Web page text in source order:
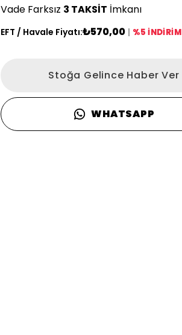
Vade Farksız 3 TAKSİT İmkanı
EFT / Havale Fiyatı:₺570,00 | %5 İNDİRİM
Stoğa Gelince Haber Ver
WHATSAPP